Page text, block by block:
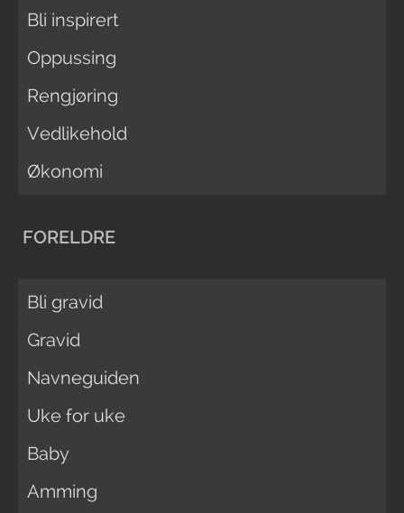
Bli inspirert
Oppussing
Rengjøring
Vedlikehold
Økonomi
FORELDRE
Bli gravid
Gravid
Navneguiden
Uke for uke
Baby
Amming